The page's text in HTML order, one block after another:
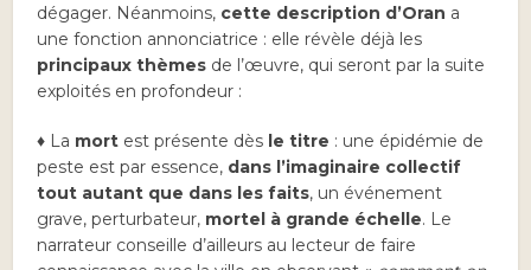
dégager. Néanmoins, cette description d’Oran a
une fonction annonciatrice : elle révèle déjà les
principaux thèmes de l’œuvre, qui seront par la suite
exploités en profondeur :
♦ La mort est présente dès le titre : une épidémie de
peste est par essence, dans l’imaginaire collectif
tout autant que dans les faits, un événement
grave, perturbateur, mortel à grande échelle. Le
narrateur conseille d’ailleurs au lecteur de faire